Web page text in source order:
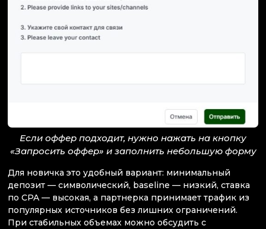
Если оффер подходит, нужно нажать на кнопку
«Запросить оффер» и заполнить небольшую форму
Для новичка это удобный вариант: минимальный
депозит — символический, baseline — низкий, ставка
по CPA — высокая, а партнерка принимает трафик из
популярных источников без лишних ограничений.
При стабильных объемах можно обсудить с